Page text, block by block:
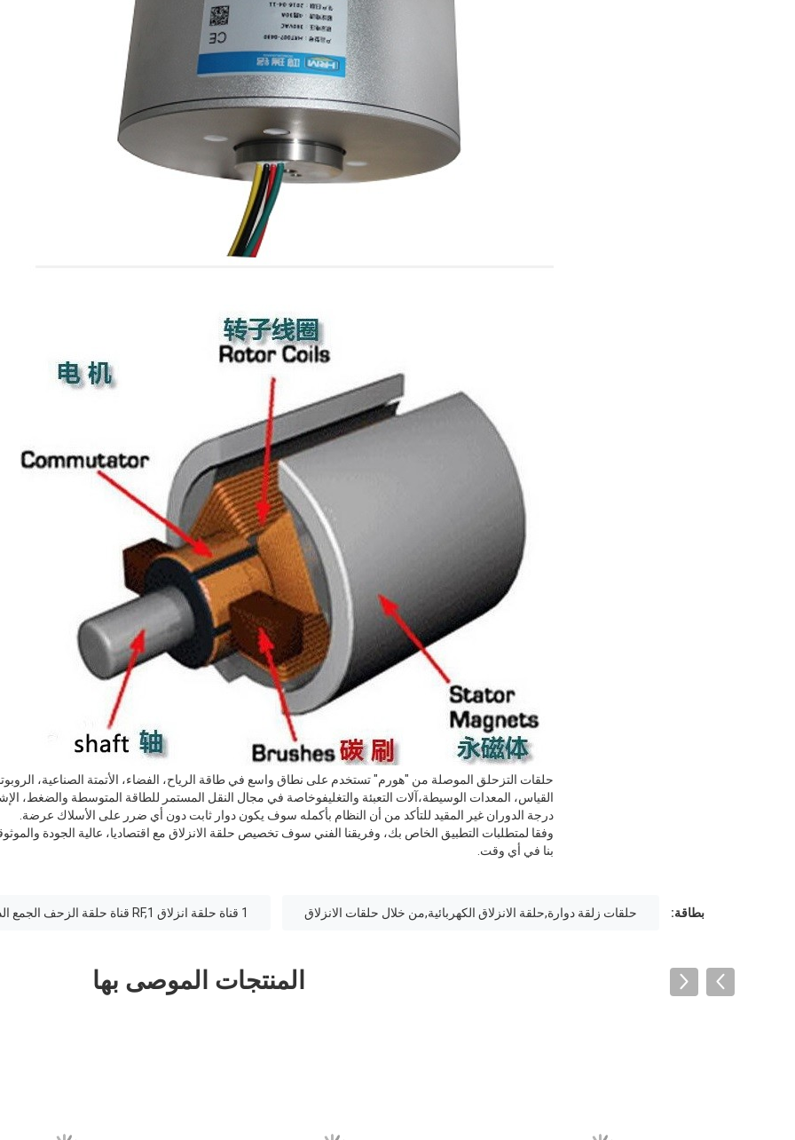
حلقات التزحلق الموصلة من "هورم" تستخدم على نطاق واسع في طاقة الرياح، الفضاء، الأتمتة الصناعية،
درجة الدوران غير المقيد للتأكد من أن النظام بأكمله سوف يكون دوار ثابت دون أي ضرر على الأسلاك عرضة.
وفقا لمتطلبات التطبيق الخاص بك، وفريقنا الفني سوف تخصيص حلقة الانزلاق مع اقتصاديا، عالية الجودة
بنا في أي وقت.
بطاقة: حلقات زلقة دوارة,حلقة الانزلاق الكهربائية,من خلال حلقات الانزلاق 1 قناة حلقة انزلاق RF,1 قناة حلقة الزحف الجمع الدواري
المنتجات الموصى بها